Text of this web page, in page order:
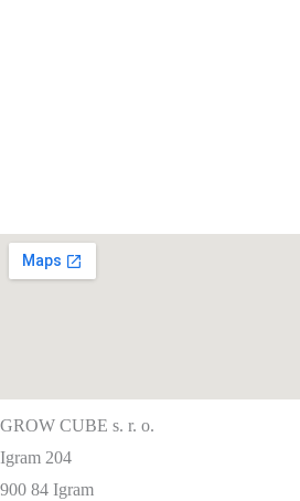
GROW CUBE s. r. o.
Igram 204
900 84 Igram